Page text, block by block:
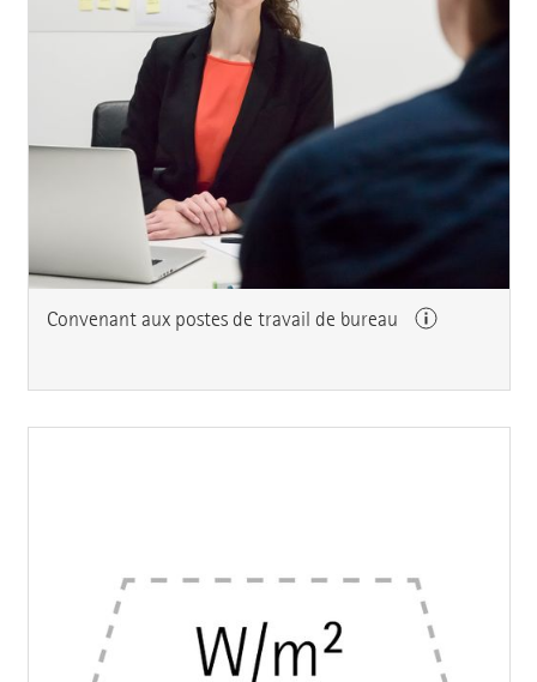
Convenant aux postes de travail de bureau